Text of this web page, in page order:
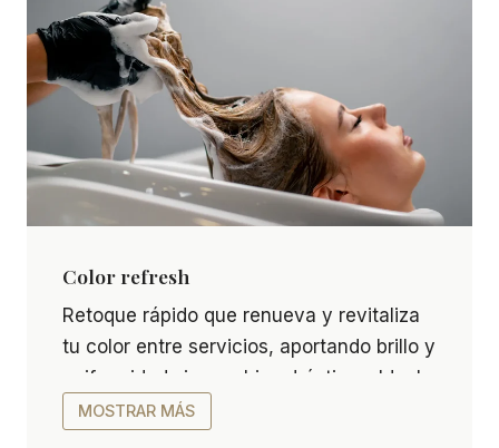
Color refresh Retoque rápido que renueva y
Color refresh
Retoque rápido que renueva y revitaliza
tu color entre servicios, aportando brillo y
uniformidad sin cambios drásticos. Ideal
para
MOSTRAR MÁS